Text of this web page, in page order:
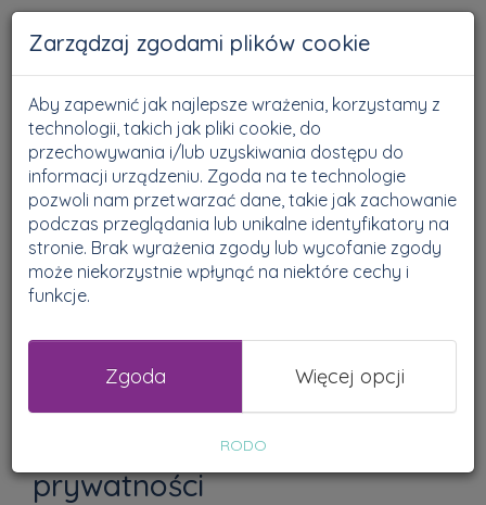
Zarządzaj zgodami plików cookie
Aby zapewnić jak najlepsze wrażenia, korzystamy z
technologii, takich jak pliki cookie, do
przechowywania i/lub uzyskiwania dostępu do
informacji urządzeniu. Zgoda na te technologie
pozwoli nam przetwarzać dane, takie jak zachowanie
podczas przeglądania lub unikalne identyfikatory na
stronie. Brak wyrażenia zgody lub wycofanie zgody
może niekorzystnie wpłynąć na niektóre cechy i
funkcje.
Zgoda Więcej opcji
RODO
POLITYKA
PRYWATNOŚCI I
PLIKÓW
COOKIES
Wersja 3 z dnia 20.05.2021 roku.
1. Zasady ogólne przyjętej
przez nas Polityki
prywatności